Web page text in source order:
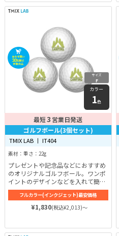
サイズ
F
カラー
1色
最短3 営業日発送
ゴルフボール(3個セット)
TMIX LAB 丨 IT404
素材：重さ：22g
プレゼントや記念品などにおすすめ
のオリジナルゴルフボール。ワンポ
イントのデザインなどを入れて簡単
にオリジナルゴルフボールが作成で
きちゃいます♪
フルカラー(インクジェット)最安価格
¥1,830(税込¥2,013)～